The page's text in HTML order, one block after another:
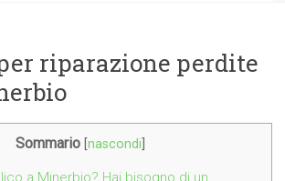
riparazione perdite
Sommario nascondi
a Minerbio? Hai bisogno di un